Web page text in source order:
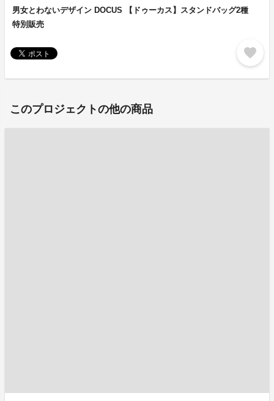
男女とわないデザイン DOCUS 【ドゥーカス】スタンドバッグ2種
特別販売
favorite
このプロジェクトの他の商品